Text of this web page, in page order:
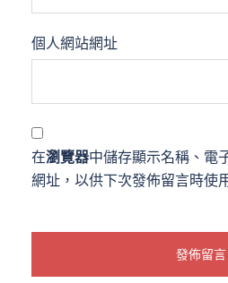
個人網站網址
在瀏覽器中儲存顯示名稱、電
網址，以供下次發佈留言時使